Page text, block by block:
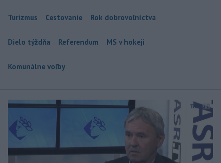
Turizmus Cestovanie Rok dobrovoľníctva
Dielo týždňa Referendum MS v hokeji
Komunálne voľby